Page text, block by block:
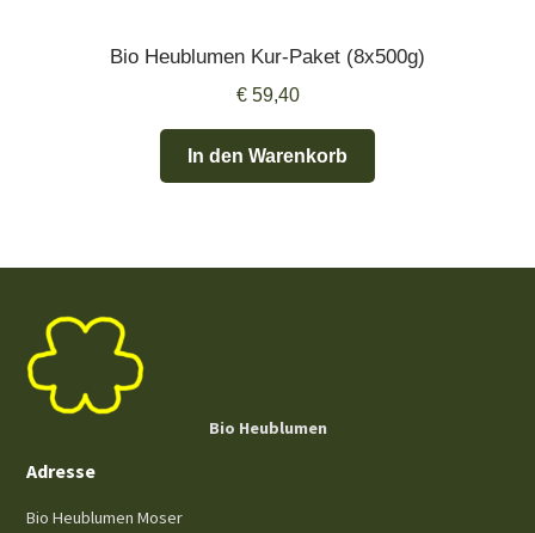
Bio Heublumen Kur-Paket (8x500g)
€59,40
In den Warenkorb
Bio Heublumen
Adresse
Bio Heublumen Moser